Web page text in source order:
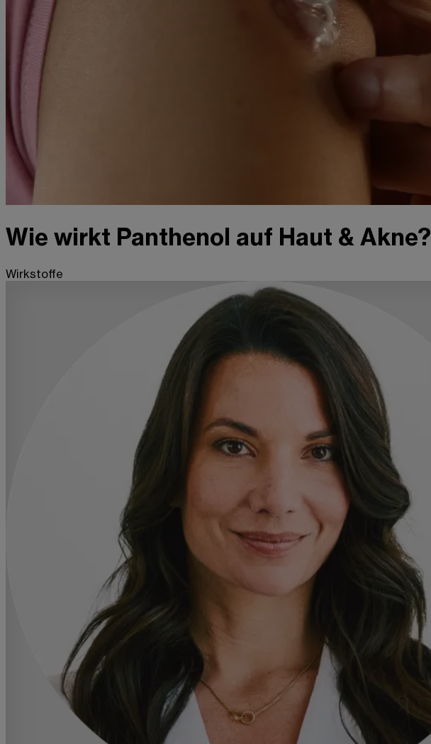
Wie wirkt Panthenol auf Haut & Akne?
Wirkstoffe